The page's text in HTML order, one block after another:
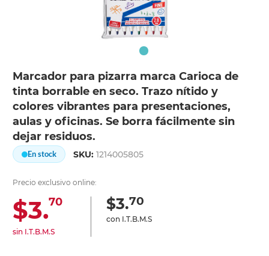
Marcador para pizarra marca Carioca de
tinta borrable en seco. Trazo nítido y
colores vibrantes para presentaciones,
aulas y oficinas. Se borra fácilmente sin
dejar residuos.
En stock SKU:1214005805
Precio exclusivo online:
$3.70
sin I.T.B.M.S
$3.70
con I.T.B.M.S